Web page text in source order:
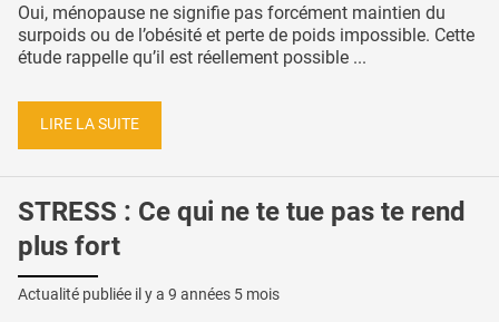
Oui, ménopause ne signifie pas forcément maintien du
surpoids ou de l’obésité et perte de poids impossible. Cette
étude rappelle qu’il est réellement possible ...
LIRE LA SUITE
STRESS : Ce qui ne te tue pas te rend
plus fort
Actualité publiée il y a 9 années 5 mois